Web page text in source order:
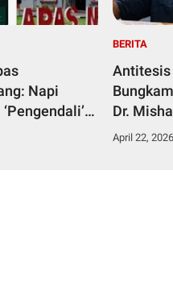
Napi
Kamar
BERITA
Dr.
Skandal
April 22, 2026